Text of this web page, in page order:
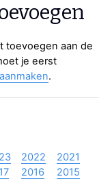
Archief
RSS
toevoegen aan de
je eerst
.
2022
2021
2016
2015